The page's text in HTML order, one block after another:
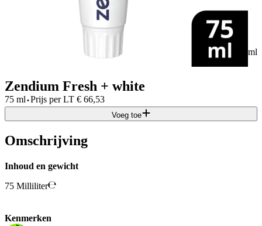
75 ml
Zendium Fresh + white
75 ml·Prijs per LT € 66,53
Voeg toe
Omschrijving
Inhoud en gewicht
75 Milliliter
Kenmerken